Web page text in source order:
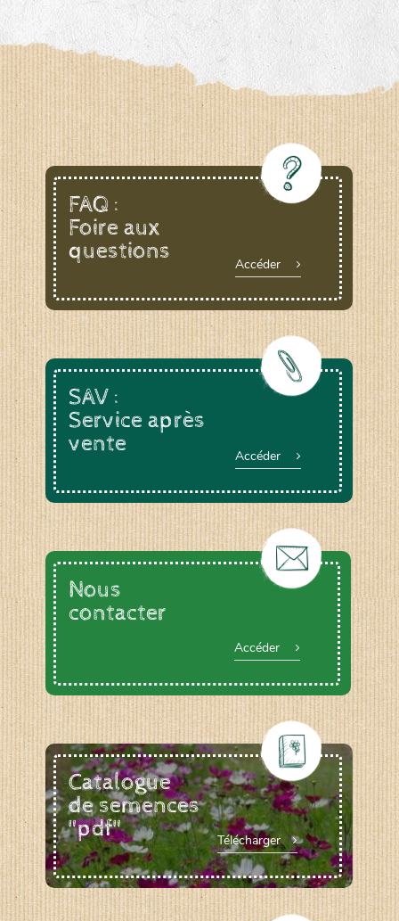
www.laboiteagraines.com
L’AUBEPIN (PDO)
www.aubepin.fr
LE BIAU GERME (LBG)
www.biaugerme.com
SATIVA RHEINAU (SAD)
www.sativa-
rheinau.ch
SEMAILLES (SEM)
www.semaille.com
FAQ :
Foire aux
questions
Accéder
SAV :
Service après
vente
Accéder
Nous
contacter
Accéder
Catalogue
de semences
"pdf"
Télécharger